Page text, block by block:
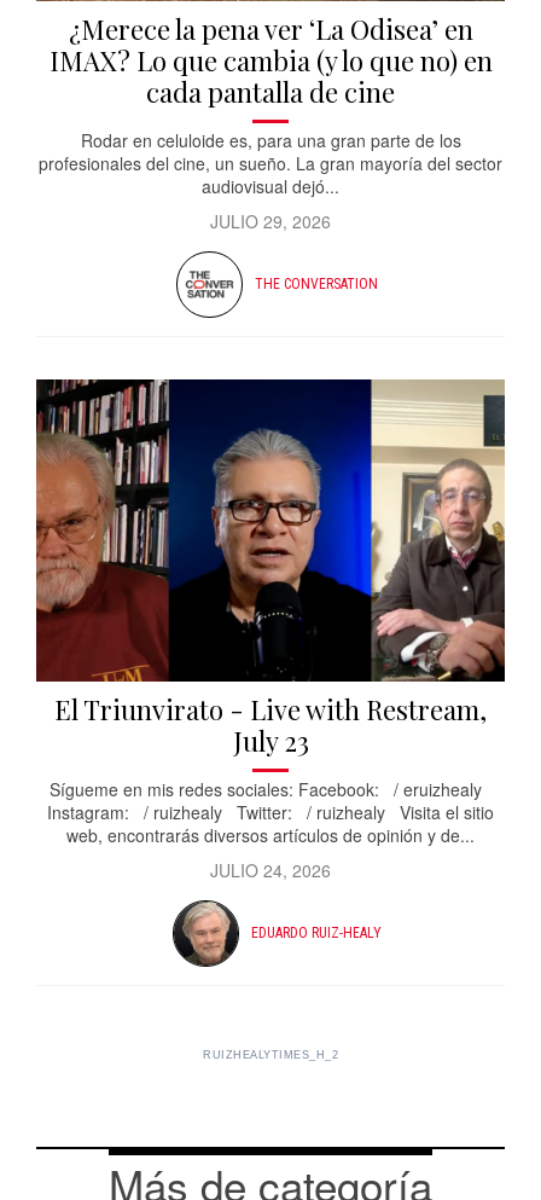
¿Merece la pena ver ‘La Odisea’ en
IMAX? Lo que cambia (y lo que no) en
cada pantalla de cine
Rodar en celuloide es, para una gran parte de los
profesionales del cine, un sueño. La gran mayoría del sector
audiovisual dejó...
JULIO 29, 2026
THE CONVERSATION
El Triunvirato - Live with Restream,
July 23
Sígueme en mis redes sociales: Facebook: / eruizhealy
Instagram: / ruizhealy Twitter: / ruizhealy Visita el sitio
web, encontrarás diversos artículos de opinión y de...
JULIO 24, 2026
EDUARDO RUIZ-HEALY
RUIZHEALYTIMES_H_2
Más de categoría